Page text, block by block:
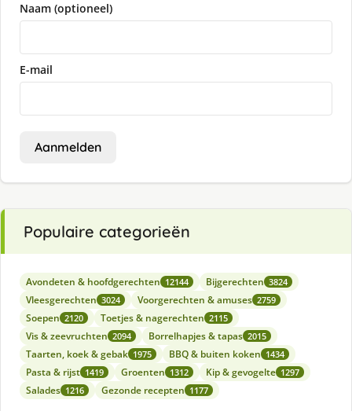
Naam (optioneel)
E-mail
Aanmelden
Populaire categorieën
Avondeten & hoofdgerechten 12144 Bijgerechten 3824
Vleesgerechten 3024 Voorgerechten & amuses 2759
Soepen 2120 Toetjes & nagerechten 2115
Vis & zeevruchten 2094 Borrelhapjes & tapas 2015
Taarten, koek & gebak 1975 BBQ & buiten koken 1434
Pasta & rijst 1419 Groenten 1312 Kip & gevogelte 1297
Salades 1216 Gezonde recepten 1177